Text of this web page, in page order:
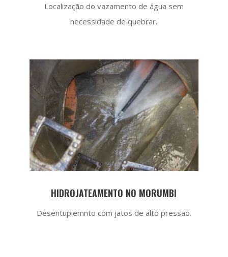
Localização do vazamento de água sem
necessidade de quebrar.
HIDROJATEAMENTO NO MORUMBI
Desentupiemnto com jatos de alto pressão.